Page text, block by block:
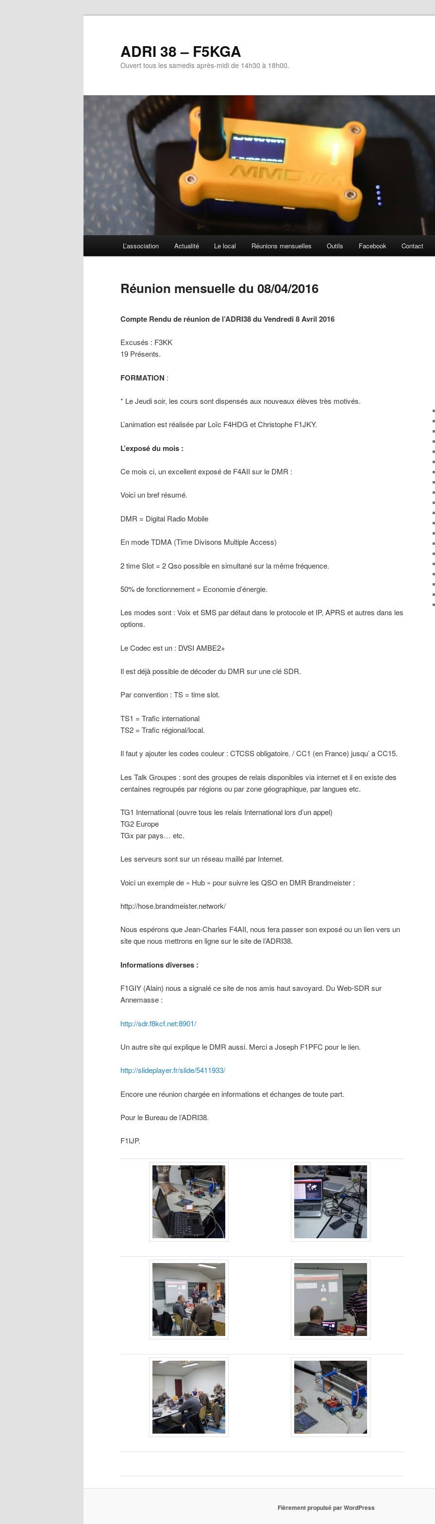
ADRI 38 – F5KGA
Ouvert tous les samedis après-midi de 14h30 à 18h00.
L’association Actualité Le local Réunions mensuelles Outils Facebook Contact
Réunion mensuelle du 08/04/2016
Compte Rendu de réunion de l’ADRI38 du Vendredi 8 Avril 2016
Excusés : F3KK
19 Présents.
FORMATION :
* Le Jeudi soir, les cours sont dispensés aux nouveaux élèves très motivés.
L’animation est réalisée par Loïc F4HDG et Christophe F1JKY.
L’exposé du mois :
Ce mois ci, un excellent exposé de F4AII sur le DMR :
Voici un bref résumé.
DMR = Digital Radio Mobile
En mode TDMA (Time Divisons Multiple Access)
2 time Slot = 2 Qso possible en simultané sur la même fréquence.
50% de fonctionnement = Economie d’énergie.
Les modes sont : Voix et SMS par défaut dans le protocole et IP, APRS et autres dans les
options.
Le Codec est un : DVSI AMBE2+
Il est déjà possible de décoder du DMR sur une clé SDR.
Par convention : TS = time slot.
TS1 = Trafic international
TS2 = Trafic régional/local.
Il faut y ajouter les codes couleur : CTCSS obligatoire. / CC1 (en France) jusqu’ a CC15.
Les Talk Groupes : sont des groupes de relais disponibles via internet et il en existe des
centaines regroupés par régions ou par zone géographique, par langues etc.
TG1 International (ouvre tous les relais International lors d’un appel)
TG2 Europe
TGx par pays… etc.
Les serveurs sont sur un réseau maillé par Internet.
Voici un exemple de « Hub » pour suivre les QSO en DMR Brandmeister :
http://hose.brandmeister.network/
Nous espérons que Jean-Charles F4AII, nous fera passer son exposé ou un lien vers un
site que nous mettrons en ligne sur le site de l’ADRI38.
Informations diverses :
F1GIY (Alain) nous a signalé ce site de nos amis haut savoyard. Du Web-SDR sur
Annemasse :
http://sdr.f8kcf.net:8901/
Un autre site qui explique le DMR aussi. Merci a Joseph F1PFC pour le lien.
http://slideplayer.fr/slide/5411933/
Encore une réunion chargée en informations et échanges de toute part.
Pour le Bureau de l’ADRI38.
F1IJP.
Fièrement propulsé par WordPress